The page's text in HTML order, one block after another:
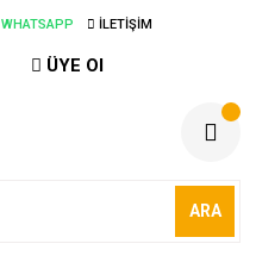
WHATSAPP İLETİŞİM
ÜYE Ol
ARA